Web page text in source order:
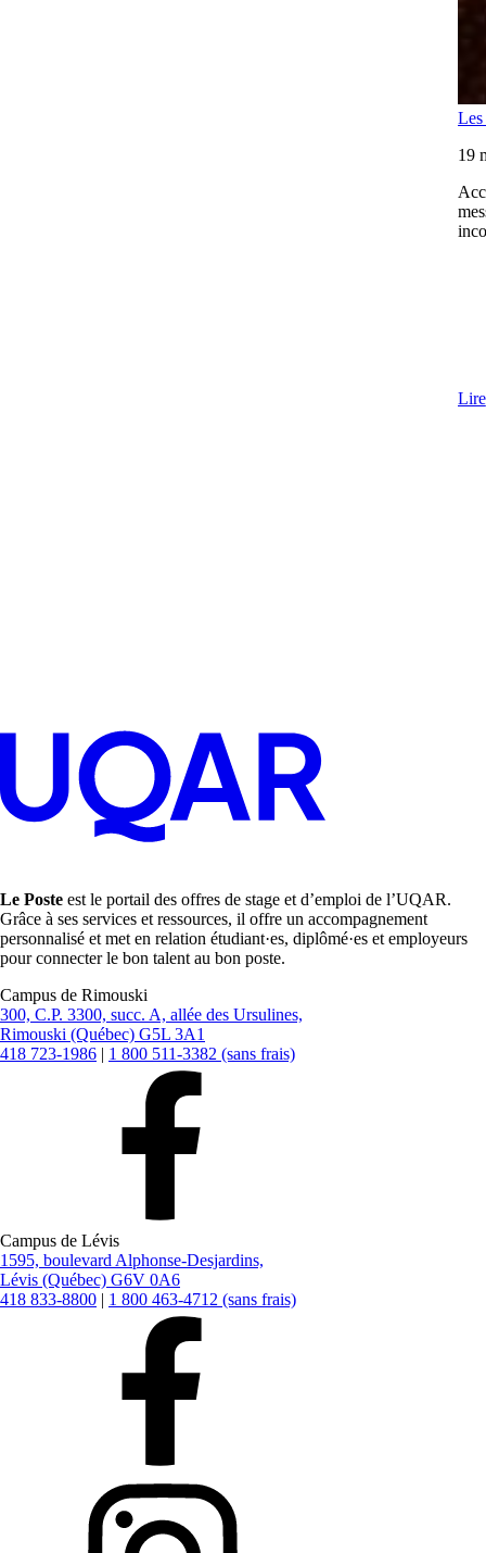
Les
19
Lire
Le Poste est le portail des offres de stage et d’emploi de l’UQAR.
Grâce à ses services et ressources, il offre un accompagnement
personnalisé et met en relation étudiant·es, diplômé·es et employeurs
pour connecter le bon talent au bon poste.
Campus de Rimouski
300, C.P. 3300, succ. A, allée des Ursulines,
Rimouski (Québec) G5L 3A1
418 723-1986 | 1 800 511-3382 (sans frais)
Campus de Lévis
1595, boulevard Alphonse-Desjardins,
Lévis (Québec) G6V 0A6
418 833-8800 | 1 800 463-4712 (sans frais)